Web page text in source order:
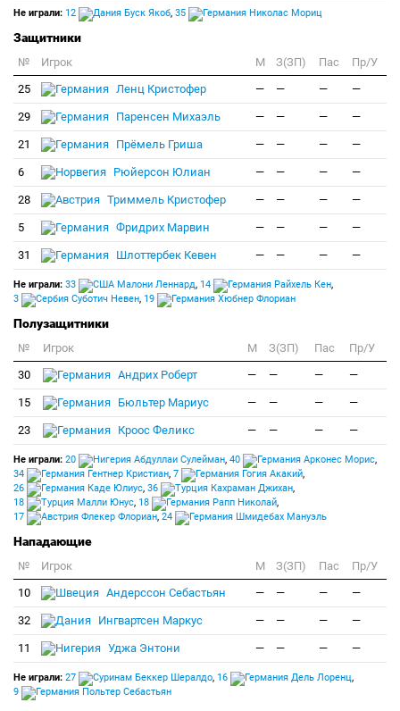
Не играли: 12 Буск Якоб, 35 Николас Мориц
Защитники
№ Игрок M З(ЗП) Пас
Пр/У
25
Ленц Кристофер — — — —
29 Паренсен Михаэль — — — —
21 Прёмель Гриша — — — —
6 Рюйерсон Юлиан — — — —
28 Триммель Кристофер — — — —
5 Фридрих Марвин — — — —
31 Шлоттербек Кевен — — — —
Не играли: 33 Малони Леннард, 14 Райхель Кен,
3
Суботич Невен, 19 Хюбнер Флориан
Полузащитники
№ Игрок M З(ЗП) Пас
Пр/У
30
Андрих Роберт — — — —
15 Бюльтер Мариус — — — —
23 Кроос Феликс — — — —
Не играли: 20 Абдуллаи Сулейман, 40 Арконес Морис,
34
Гентнер Кристиан, 7 Гогия Акакий,
26
Каде Юлиус, 36 Кахраман Джихан,
18
Малли Юнус, 18 Рапп Николай,
17
Флекер Флориан, 24 Шмидебах Мануэль
Нападающие
№ Игрок M З(ЗП) Пас
Пр/У
10
Андерссон Себастьян — — — —
32 Ингвартсен Маркус — — — —
11 Уджа Энтони — — — —
Не играли: 27 Беккер Шералдо, 16 Дель Лоренц,
9
Польтер Себастьян